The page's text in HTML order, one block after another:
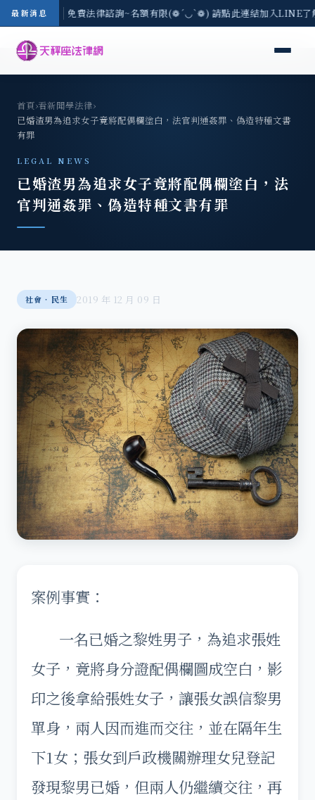
最新消息
-8/3(一) 現場免費法律諮詢~名額有限(❁´◡`❁) 請點此連結加入LINE
首頁›看新聞學法律›
已婚渣男為追求女子竟將配偶欄塗白，法官判通姦罪、偽造特種文書
有罪
LEGAL NEWS
已婚渣男為追求女子竟將配偶欄塗白，法
官判通姦罪、偽造特種文書有罪
社會‧民生 2019 年 12 月 09 日
案例事實：
一名已婚之黎姓男子，為追求張姓
女子，竟將身分證配偶欄圖成空白，影
印之後拿給張姓女子，讓張女誤信黎男
單身，兩人因而進而交往，並在隔年生
下1女；張女到戶政機關辦理女兒登記
發現黎男已婚，但兩人仍繼續交往，再